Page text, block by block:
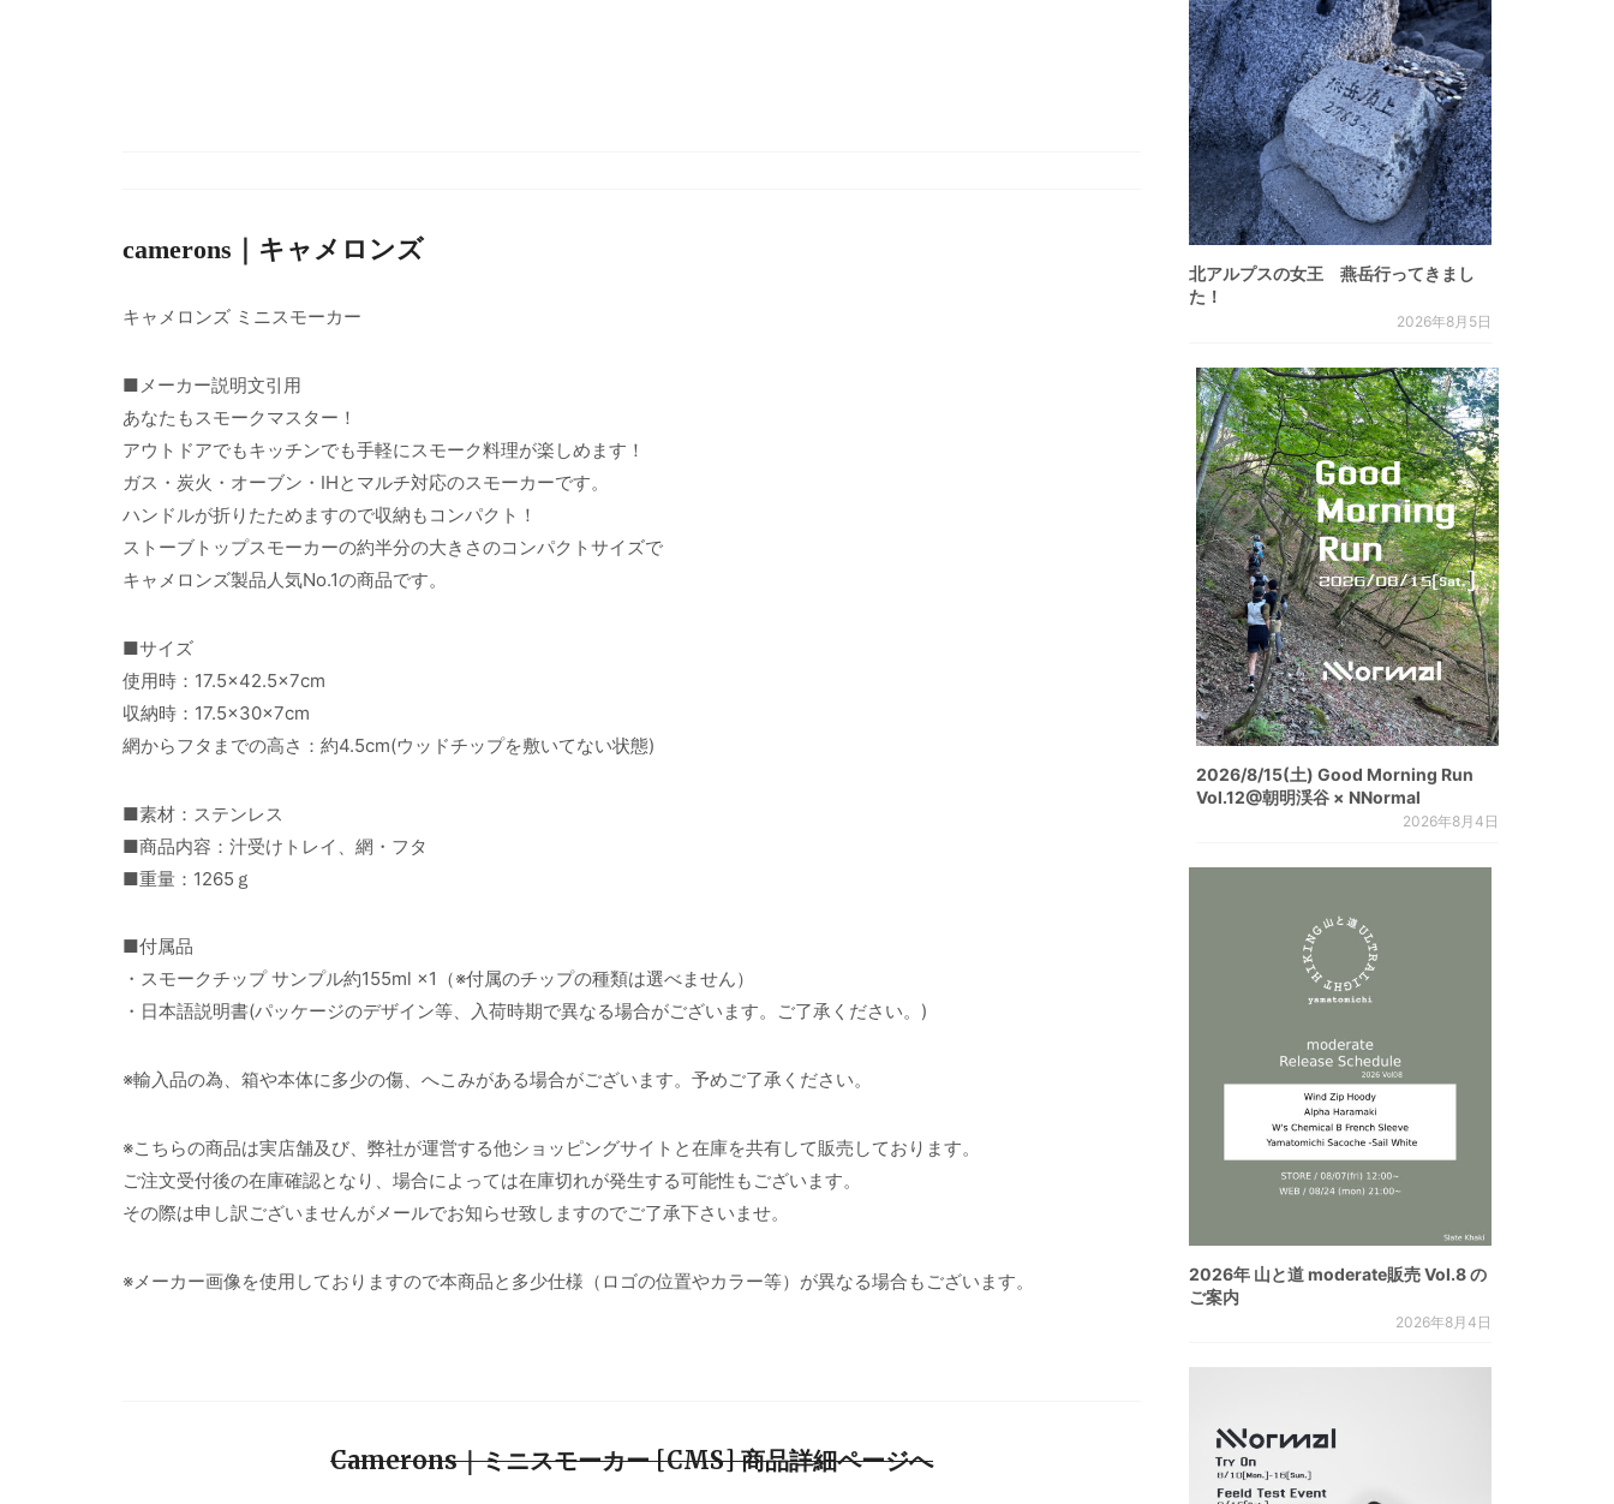
camerons｜キャメロンズ
キャメロンズ ミニスモーカー
■メーカー説明文引用
あなたもスモークマスター！
アウトドアでもキッチンでも手軽にスモーク料理が楽しめます！
ガス・炭火・オーブン・IHとマルチ対応のスモーカーです。
ハンドルが折りたためますので収納もコンパクト！
ストーブトップスモーカーの約半分の大きさのコンパクトサイズで
キャメロンズ製品人気No.1の商品です。
■サイズ
使用時：17.5×42.5×7cm
収納時：17.5×30×7cm
網からフタまでの高さ：約4.5cm(ウッドチップを敷いてない状態)
■素材：ステンレス
■商品内容：汁受けトレイ、網・フタ
■重量：1265ｇ
■付属品
・スモークチップ サンプル約155ml ×1（※付属のチップの種類は選べません）
・日本語説明書(パッケージのデザイン等、入荷時期で異なる場合がございます。ご了承ください。)
※輸入品の為、箱や本体に多少の傷、へこみがある場合がございます。予めご了承ください。
※こちらの商品は実店舗及び、弊社が運営する他ショッピングサイトと在庫を共有して販売しております。
ご注文受付後の在庫確認となり、場合によっては在庫切れが発生する可能性もございます。
その際は申し訳ございませんがメールでお知らせ致しますのでご了承下さいませ。
※メーカー画像を使用しておりますので本商品と多少仕様（ロゴの位置やカラー等）が異なる場合もございます。
Camerons｜ミニスモーカー [CMS] 商品詳細ページへ
北アルプスの女王 燕岳行ってきまし
た！
2026年8月5日
2026/8/15(土) Good Morning Run
Vol.12@朝明渓谷 × NNormal
2026年8月4日
2026年 山と道 moderate販売 Vol.8 の
ご案内
2026年8月4日